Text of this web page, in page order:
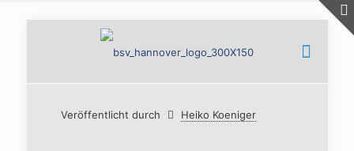
Veröffentlicht durch Heiko Koeniger